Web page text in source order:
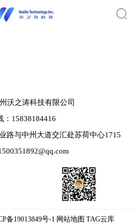
沃之涛科技有限公司
：15838184416
路与中州大道交汇处苏荷中心1715
备19013849号-1 网站地图 TAG云库